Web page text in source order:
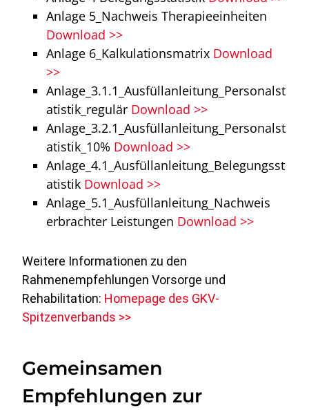
Anlage 5_Nachweis Therapieeinheiten
Download >>
Anlage 6_Kalkulationsmatrix Download
>>
Anlage_3.1.1_Ausfüllanleitung_Personalst
atistik_regulär Download >>
Anlage_3.2.1_Ausfüllanleitung_Personalst
atistik_10% Download >>
Anlage_4.1_Ausfüllanleitung_Belegungsst
atistik Download >>
Anlage_5.1_Ausfüllanleitung_Nachweis
erbrachter Leistungen Download >>
Weitere Informationen zu den
Rahmenempfehlungen Vorsorge und
Rehabilitation: Homepage des GKV-
Spitzenverbands >>
Gemeinsamen
Empfehlungen zur